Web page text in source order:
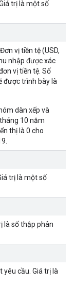
trị là một số
vị tiền tệ (USD,
nhập được xác
vị tiền tệ. Số
được trình bày là
dàn xếp và
10 năm
thị là 0 cho
trị là một số
là số thập phân
cầu. Giá trị là